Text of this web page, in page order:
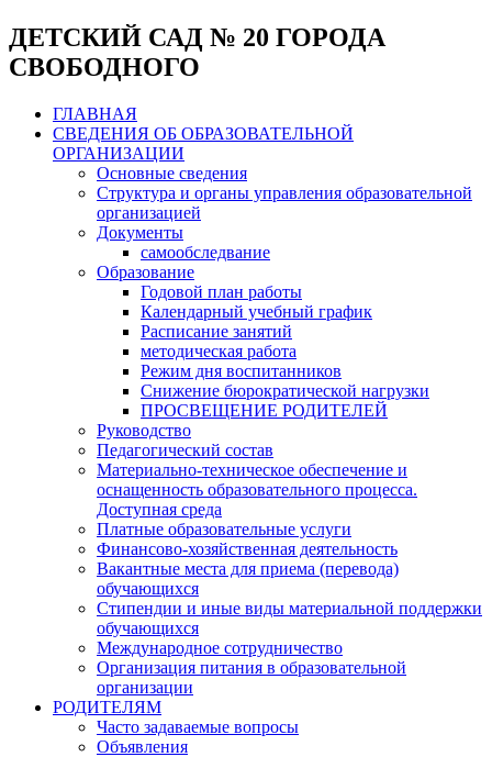
ДЕТСКИЙ САД № 20 ГОРОДА
СВОБОДНОГО
ГЛАВНАЯ
СВЕДЕНИЯ ОБ ОБРАЗОВАТЕЛЬНОЙ
ОРГАНИЗАЦИИ
Основные сведения
Структура и органы управления образовательной
организацией
Документы
самообследвание
Образование
Годовой план работы
Календарный учебный график
Расписание занятий
методическая работа
Режим дня воспитанников
Снижение бюрократической нагрузки
ПРОСВЕЩЕНИЕ РОДИТЕЛЕЙ
Руководство
Педагогический состав
Материально-техническое обеспечение и
оснащенность образовательного процесса.
Доступная среда
Платные образовательные услуги
Финансово-хозяйственная деятельность
Вакантные места для приема (перевода)
обучающихся
Стипендии и иные виды материальной поддержки
обучающихся
Международное сотрудничество
Организация питания в образовательной
организации
РОДИТЕЛЯМ
Часто задаваемые вопросы
Объявления